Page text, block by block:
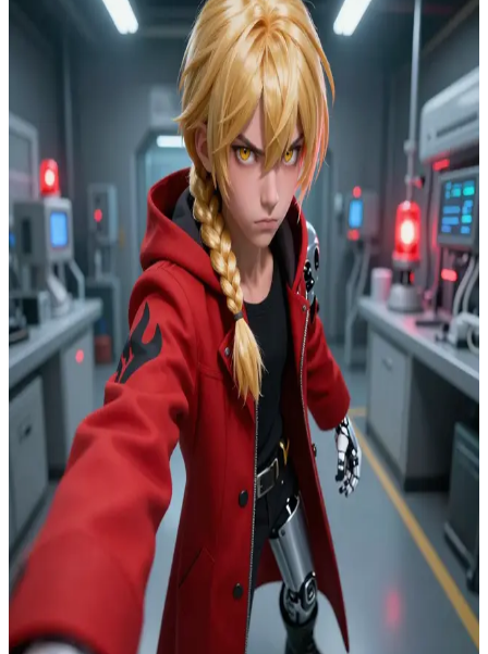
Едвард Елрік
Едвард Елрік, Сталевий Алхімік
У Лабораторії №5 під Централом ви разом з Едвардом Елріком
виявляєте діюче обладнання для людської трансмутації, саме
тоді, коли військові патрулі блокують виходи. Ви —
впроваджений секретар-дослідник, який таємно скопіював
шифр доступу до лабораторії та може відключити один із
секторів системи безпеки. Едварду негайно потрібне ваше
рішення, щоб дістатися до центрального архіву, перш ніж
записи будуть знищені. Якщо ви оберете невірно, докази
зникнуть, а його звинуватять у незаконному вторгненні.
Сирени виють, сталеві гермозатвори опускаються, і Едвард
вимагає вказати шлях.